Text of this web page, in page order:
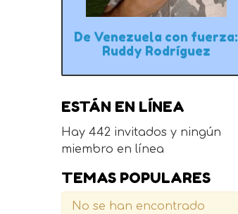
De Venezuela con fuerza:
Ruddy Rodríguez
ESTÁN EN LÍNEA
Hay 442 invitados y ningún
miembro en línea
TEMAS POPULARES
No se han encontrado